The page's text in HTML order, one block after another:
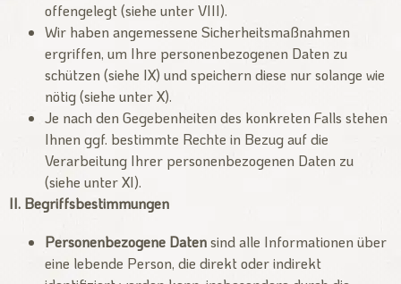
offengelegt (siehe unter VIII).
Wir haben angemessene Sicherheitsmaßnahmen
ergriffen, um Ihre personenbezogenen Daten zu
schützen (siehe IX) und speichern diese nur solange wie
nötig (siehe unter X).
Je nach den Gegebenheiten des konkreten Falls stehen
Ihnen ggf. bestimmte Rechte in Bezug auf die
Verarbeitung Ihrer personenbezogenen Daten zu
(siehe unter XI).
II. Begriffsbestimmungen
Personenbezogene Datensind alle Informationen über
eine lebende Person, die direkt oder indirekt